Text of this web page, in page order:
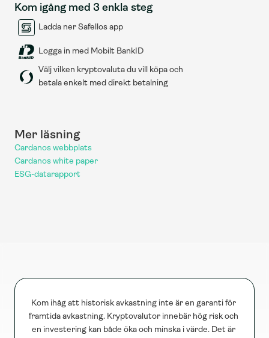
Kom igång med 3 enkla steg
Ladda ner Safellos app
Logga in med Mobilt BankID
Välj vilken kryptovaluta du vill köpa och
betala enkelt med direkt betalning
Mer läsning
Cardanos webbplats
Cardanos white paper
ESG-datarapport
Kom ihåg att historisk avkastning inte är en garanti för
framtida avkastning. Kryptovalutor innebär hög risk och
en investering kan både öka och minska i värde. Det är